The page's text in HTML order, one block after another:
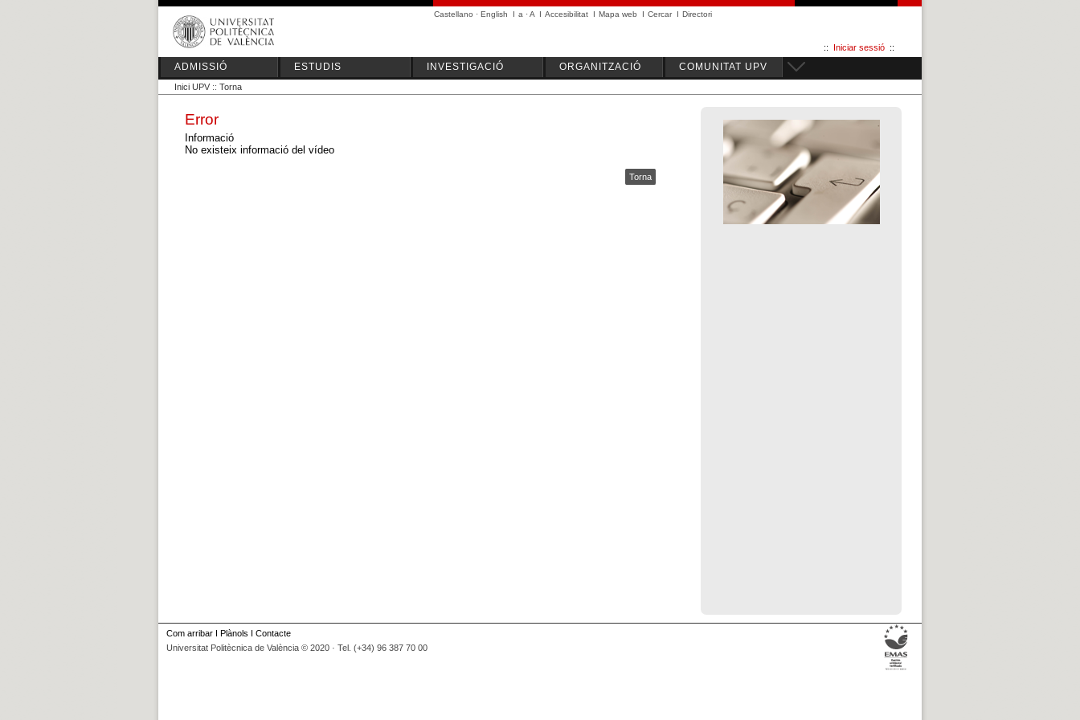
Castellano · English I a ·A I Accesibilitat I Mapa web I Cercar I Directori
:: Iniciar sessió ::
ADMISSIÓ ESTUDIS INVESTIGACIÓ ORGANITZACIÓ COMUNITAT UPV
Inici UPV :: Torna
Error
Informació
No existeix informació del vídeo
Torna
Com arribar I Plànols I Contacte
Universitat Politècnica de València © 2020 · Tel. (+34) 96 387 70 00